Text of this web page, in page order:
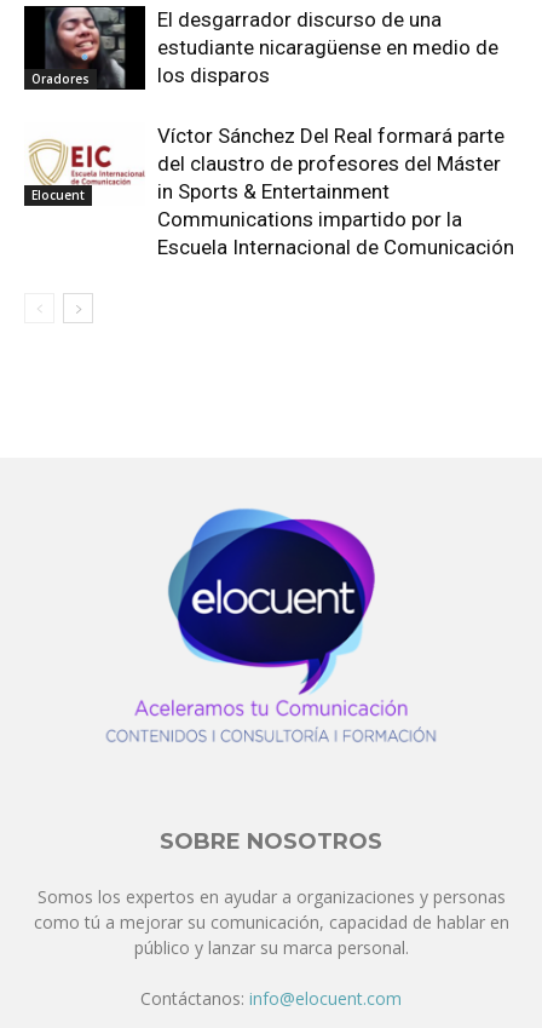
Oradores
El desgarrador discurso de una
estudiante nicaragüense en medio de
los disparos
Elocuent
Víctor Sánchez Del Real formará parte
del claustro de profesores del Máster
in Sports & Entertainment
Communications impartido por la
Escuela Internacional de Comunicación
SOBRE NOSOTROS
Somos los expertos en ayudar a organizaciones y personas
como tú a mejorar su comunicación, capacidad de hablar en
público y lanzar su marca personal.
Contáctanos: info@elocuent.com